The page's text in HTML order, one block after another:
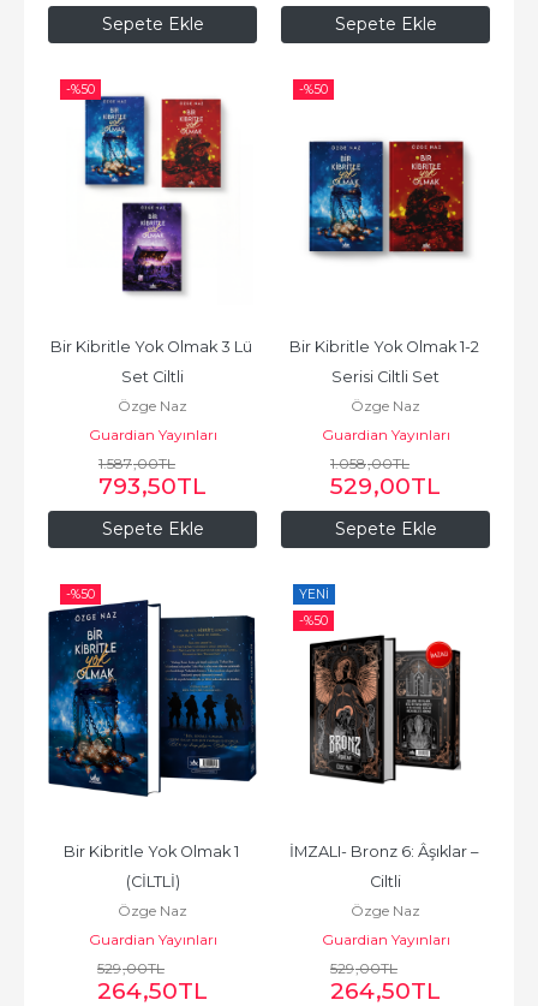
Sepete Ekle Sepete Ekle
-%50
Sepete Ekle
Bir Kibritle Yok Olmak 3 Lü
Set Ciltli
Özge Naz
Guardian Yayınları
1.587,00TL
793,50TL
-%50
Sepete Ekle
Bir Kibritle Yok Olmak 1-2
Serisi Ciltli Set
Özge Naz
Guardian Yayınları
1.058,00TL
529,00TL
-%50
Bir Kibritle Yok Olmak 1
(CİLTLİ)
Özge Naz
Guardian Yayınları
529,00TL
264,50TL
YENI
-%50
İMZALI- Bronz 6: Âşıklar –
Ciltli
Özge Naz
Guardian Yayınları
529,00TL
264,50TL